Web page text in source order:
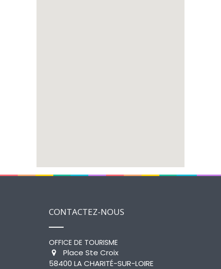
CONTACTEZ-NOUS
OFFICE DE TOURISME
Place Ste Croix
58400 LA CHARITÉ-SUR-LOIRE